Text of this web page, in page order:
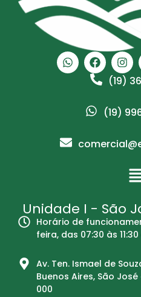
(19)
(19)
Unidade I - São
Horário de
feira, das 07:30 às
Av. Ten. Ismael de
Buenos Aires, São José
000